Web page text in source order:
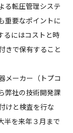
る転圧管理システ
重要なポイントに
るにはコストと時
きで保有すること
メーカー（トプコ
弊社の技術開発課
けと検査を行な
半を来年３月まで